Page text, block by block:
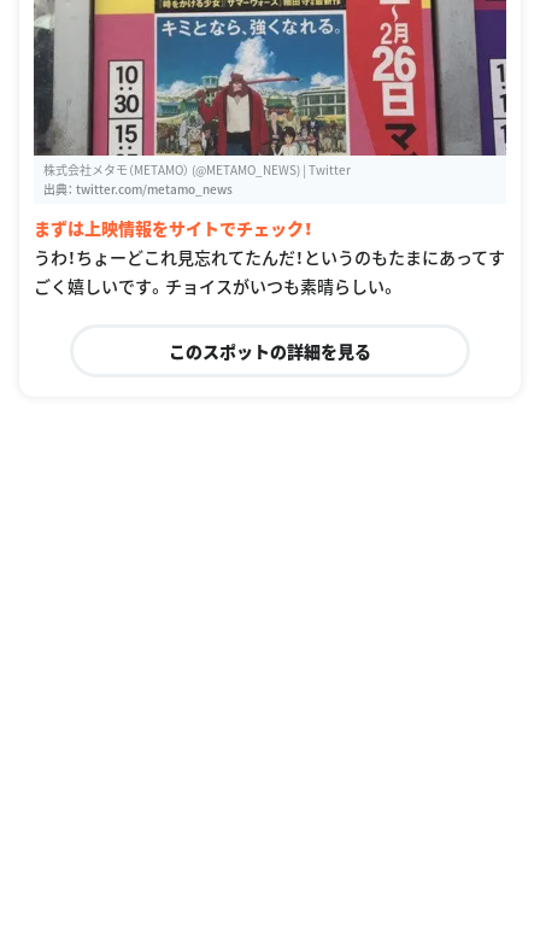
株式会社メタモ（METAMO） (@METAMO_NEWS) | Twitter
出典： twitter.com/metamo_news
まずは上映情報をサイトでチェック！
うわ！ちょーどこれ見忘れてたんだ！というのもたまにあってす
ごく嬉しいです。チョイスがいつも素晴らしい。
このスポットの詳細を見る